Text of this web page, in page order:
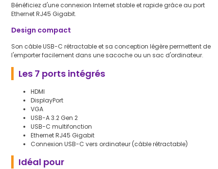
Bénéficiez d'une connexion Internet stable et rapide grâce au port
Ethernet RJ45 Gigabit.
Design compact
Son câble USB-C rétractable et sa conception légère permettent de
l'emporter facilement dans une sacoche ou un sac d'ordinateur.
Les 7 ports intégrés
HDMI
DisplayPort
VGA
USB-A 3.2 Gen 2
USB-C multifonction
Ethernet RJ45 Gigabit
Connexion USB-C vers ordinateur (câble rétractable)
Idéal pour